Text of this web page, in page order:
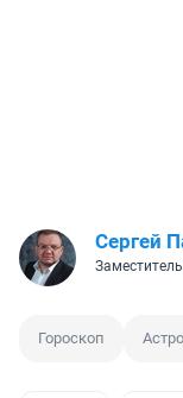
Сергей
Гороскоп